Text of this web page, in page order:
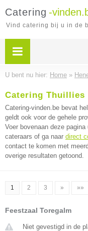
Catering -
Vind catering bij u in de
U bent nu hier: Home »
Catering Thuillies
Catering-vinden.be bevat
geldt ook voor de gehele
Voer bovenaan deze
cateraars of ga naar direct
contact te komen met
overige resultaten getoond.
1 2 3 » »»
Feestzaal Toregalm
Niet gevestigd in de